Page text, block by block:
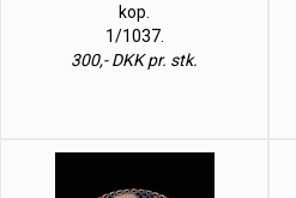
kop.
1/1037.
300,- DKK pr. stk.